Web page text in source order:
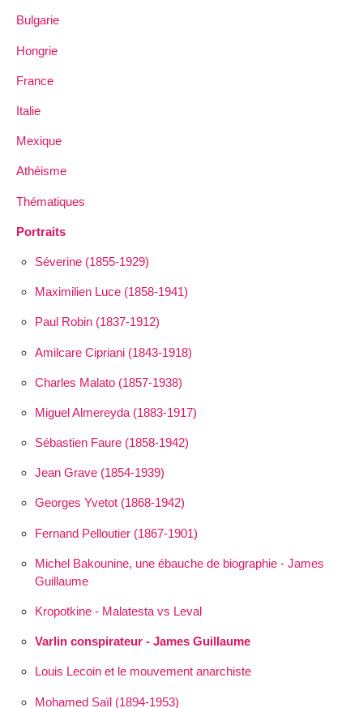
Bulgarie
Hongrie
France
Italie
Mexique
Athéisme
Thématiques
Portraits
Séverine (1855-1929)
Maximilien Luce (1858-1941)
Paul Robin (1837-1912)
Amilcare Cipriani (1843-1918)
Charles Malato (1857-1938)
Miguel Almereyda (1883-1917)
Sébastien Faure (1858-1942)
Jean Grave (1854-1939)
Georges Yvetot (1868-1942)
Fernand Pelloutier (1867-1901)
Michel Bakounine, une ébauche de biographie - James
Guillaume
Kropotkine - Malatesta vs Leval
Varlin conspirateur - James Guillaume
Louis Lecoin et le mouvement anarchiste
Mohamed Saïl (1894-1953)